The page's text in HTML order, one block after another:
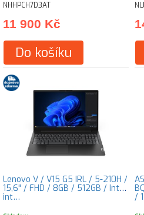
NHHPCH7D3AT
11 900 Kč
Do košíku
Lenovo V / V15 G5 IRL / 5-210H /
15,6" / FHD / 8GB / 512GB / Intel
int… /